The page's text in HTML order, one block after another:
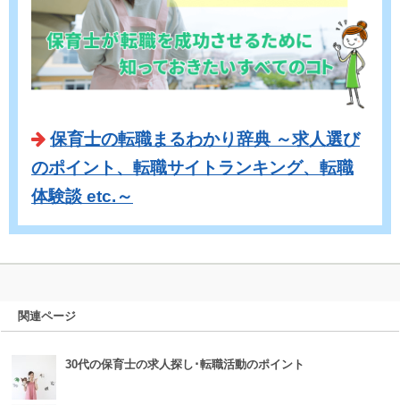
保育士の転職まるわかり辞典 ～求人選び
のポイント、転職サイトランキング、転職
体験談 etc.～
関連ページ
30代の保育士の求人探し･転職活動のポイント